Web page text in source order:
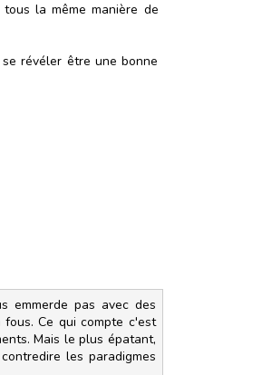
la même manière de
révéler être une bonne
emmerde pas avec des
Ce qui compte c'est
Mais le plus épatant,
les paradigmes